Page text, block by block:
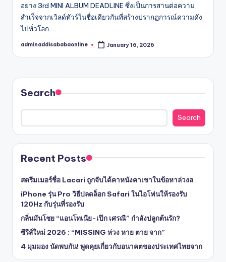
อย่าง 3rd MINI ALBUM DEADLINE ซึ่งเป็นการสานต่อความ
สำเร็จจากเวิลด์ทัวร์ในชื่อเดียวกันที่สร้างปรากฏการณ์ความดัง
ไปทั่วโลก…
Posted
adminaddisababaonline January 16, 2026
Search
Search
Recent Posts
สตรีมเมอร์ชื่อ Lacari ถูกจับได้คาหนังคาเขาในข้อหาล่วงล
iPhone รุ่น Pro วิธีปลดล็อก Safari ในไอโฟนให้รองรับ
120Hz กับรุ่นที่รองรับ
กลิ่นมันโชย “แอนโทเนีย-เป๊ก เศรณี” กำลังปลูกต้นรัก?
ซีรีส์ใหม่ 2026 : “MISSING ห่วง หาย ตาย จาก”
4 มุมมอง นัดพบกัน! พูดคุยเกี่ยวกับอนาคตของประเทศไทยจาก